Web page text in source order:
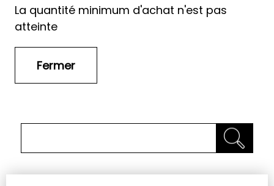
La quantité minimum d'achat n'est pas
atteinte